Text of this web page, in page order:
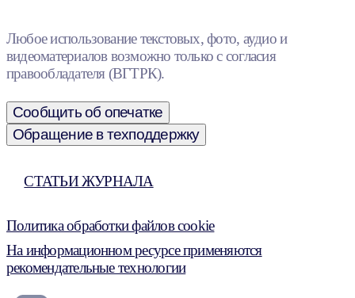
Любое использование текстовых, фото, аудио и
видеоматериалов возможно только с согласия
правообладателя (ВГТРК).
Сообщить об опечатке
Обращение в техподдержку
СТАТЬИ ЖУРНАЛА
Политика обработки файлов cookie
На информационном ресурсе применяются
рекомендательные технологии